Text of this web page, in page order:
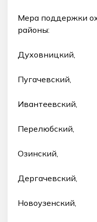
Мера поддержки
районы:
Духовницкий,
Пугачевский,
Ивантеевский,
Перелюбский,
Озинский,
Дергачевский,
Новоузенский,